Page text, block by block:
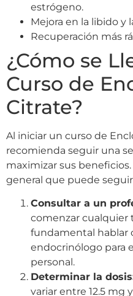
estrógeno.
Mejora en la libido y
Recuperación más
¿Cómo se
Curso de
Citrate?
Al iniciar un curso de
recomienda seguir una
maximizar sus
general que puede
Consultar a un
comenzar cualquier
fundamental hablar
endocrinólogo para
personal.
Determinar la
variar entre 12.5 mg